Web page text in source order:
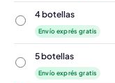
4 botellas
4 botellas
Envío exprés gratis
5 botellas
5 botellas
Envío exprés gratis